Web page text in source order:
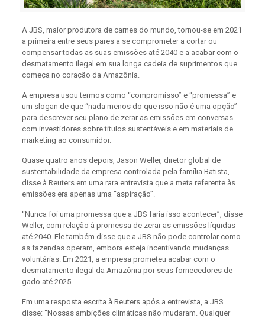
A JBS, maior produtora de carnes do mundo, tornou-se em 2021
a primeira entre seus pares a se comprometer a cortar ou
compensar todas as suas emissões até 2040 e a acabar com o
desmatamento ilegal em sua longa cadeia de suprimentos que
começa no coração da Amazônia.
A empresa usou termos como “compromisso” e “promessa” e
um slogan de que “nada menos do que isso não é uma opção”
para descrever seu plano de zerar as emissões em conversas
com investidores sobre títulos sustentáveis ​​e em materiais de
marketing ao consumidor.
Quase quatro anos depois, Jason Weller, diretor global de
sustentabilidade da empresa controlada pela família Batista,
disse à Reuters em uma rara entrevista que a meta referente às
emissões era apenas uma “aspiração”.
“Nunca foi uma promessa que a JBS faria isso acontecer”, disse
Weller, com relação à promessa de zerar as emissões líquidas
até 2040. Ele também disse que a JBS não pode controlar como
as fazendas operam, embora esteja incentivando mudanças
voluntárias. Em 2021, a empresa prometeu acabar com o
desmatamento ilegal da Amazônia por seus fornecedores de
gado até 2025.
Em uma resposta escrita à Reuters após a entrevista, a JBS
disse: “Nossas ambições climáticas não mudaram. Qualquer